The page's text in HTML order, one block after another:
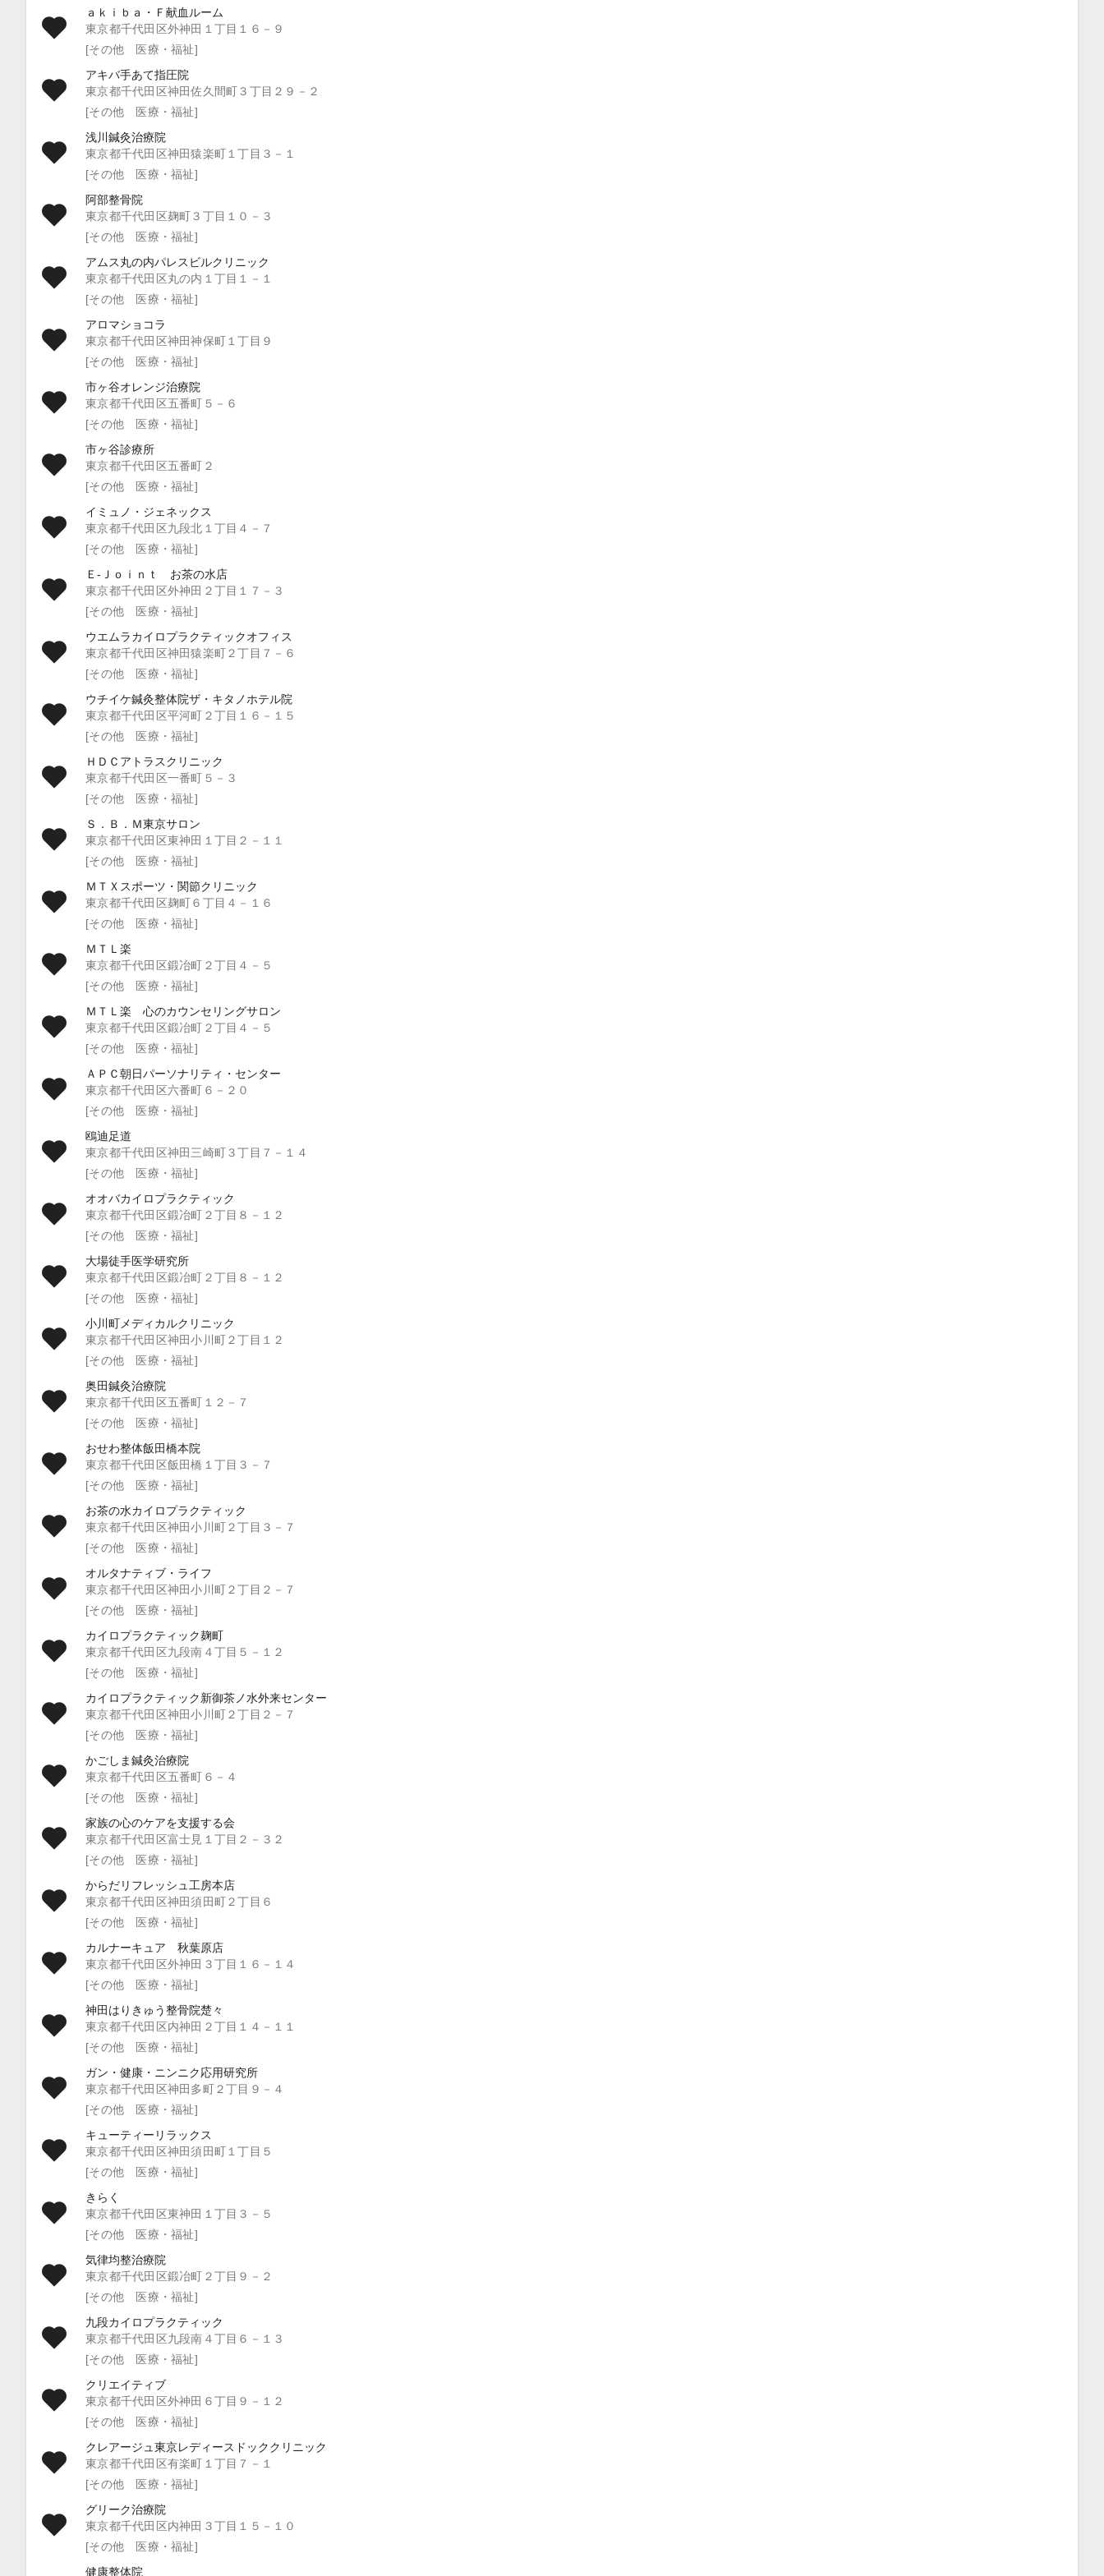
ａｋｉｂａ・Ｆ献血ルーム
東京都千代田区外神田１丁目１６－９
[その他 医療・福祉]
アキバ手あて指圧院
東京都千代田区神田佐久間町３丁目２９－２
[その他 医療・福祉]
浅川鍼灸治療院
東京都千代田区神田猿楽町１丁目３－１
[その他 医療・福祉]
阿部整骨院
東京都千代田区麹町３丁目１０－３
[その他 医療・福祉]
アムス丸の内パレスビルクリニック
東京都千代田区丸の内１丁目１－１
[その他 医療・福祉]
アロマショコラ
東京都千代田区神田神保町１丁目９
[その他 医療・福祉]
市ヶ谷オレンジ治療院
東京都千代田区五番町５－６
[その他 医療・福祉]
市ヶ谷診療所
東京都千代田区五番町２
[その他 医療・福祉]
イミュノ・ジェネックス
東京都千代田区九段北１丁目４－７
[その他 医療・福祉]
Ｅ‐Ｊｏｉｎｔ お茶の水店
東京都千代田区外神田２丁目１７－３
[その他 医療・福祉]
ウエムラカイロプラクティックオフィス
東京都千代田区神田猿楽町２丁目７－６
[その他 医療・福祉]
ウチイケ鍼灸整体院ザ・キタノホテル院
東京都千代田区平河町２丁目１６－１５
[その他 医療・福祉]
ＨＤＣアトラスクリニック
東京都千代田区一番町５－３
[その他 医療・福祉]
Ｓ．Ｂ．Ｍ東京サロン
東京都千代田区東神田１丁目２－１１
[その他 医療・福祉]
ＭＴＸスポーツ・関節クリニック
東京都千代田区麹町６丁目４－１６
[その他 医療・福祉]
ＭＴＬ楽
東京都千代田区鍛冶町２丁目４－５
[その他 医療・福祉]
ＭＴＬ楽 心のカウンセリングサロン
東京都千代田区鍛冶町２丁目４－５
[その他 医療・福祉]
ＡＰＣ朝日パーソナリティ・センター
東京都千代田区六番町６－２０
[その他 医療・福祉]
鴎迪足道
東京都千代田区神田三崎町３丁目７－１４
[その他 医療・福祉]
オオバカイロプラクティック
東京都千代田区鍛冶町２丁目８－１２
[その他 医療・福祉]
大場徒手医学研究所
東京都千代田区鍛冶町２丁目８－１２
[その他 医療・福祉]
小川町メディカルクリニック
東京都千代田区神田小川町２丁目１２
[その他 医療・福祉]
奥田鍼灸治療院
東京都千代田区五番町１２－７
[その他 医療・福祉]
おせわ整体飯田橋本院
東京都千代田区飯田橋１丁目３－７
[その他 医療・福祉]
お茶の水カイロプラクティック
東京都千代田区神田小川町２丁目３－７
[その他 医療・福祉]
オルタナティブ・ライフ
東京都千代田区神田小川町２丁目２－７
[その他 医療・福祉]
カイロプラクティック麹町
東京都千代田区九段南４丁目５－１２
[その他 医療・福祉]
カイロプラクティック新御茶ノ水外来センター
東京都千代田区神田小川町２丁目２－７
[その他 医療・福祉]
かごしま鍼灸治療院
東京都千代田区五番町６－４
[その他 医療・福祉]
家族の心のケアを支援する会
東京都千代田区富士見１丁目２－３２
[その他 医療・福祉]
からだリフレッシュ工房本店
東京都千代田区神田須田町２丁目６
[その他 医療・福祉]
カルナーキュア 秋葉原店
東京都千代田区外神田３丁目１６－１４
[その他 医療・福祉]
神田はりきゅう整骨院楚々
東京都千代田区内神田２丁目１４－１１
[その他 医療・福祉]
ガン・健康・ニンニク応用研究所
東京都千代田区神田多町２丁目９－４
[その他 医療・福祉]
キューティーリラックス
東京都千代田区神田須田町１丁目５
[その他 医療・福祉]
きらく
東京都千代田区東神田１丁目３－５
[その他 医療・福祉]
気律均整治療院
東京都千代田区鍛冶町２丁目９－２
[その他 医療・福祉]
九段カイロプラクティック
東京都千代田区九段南４丁目６－１３
[その他 医療・福祉]
クリエイティブ
東京都千代田区外神田６丁目９－１２
[その他 医療・福祉]
クレアージュ東京レディースドッククリニック
東京都千代田区有楽町１丁目７－１
[その他 医療・福祉]
グリーク治療院
東京都千代田区内神田３丁目１５－１０
[その他 医療・福祉]
健康整体院